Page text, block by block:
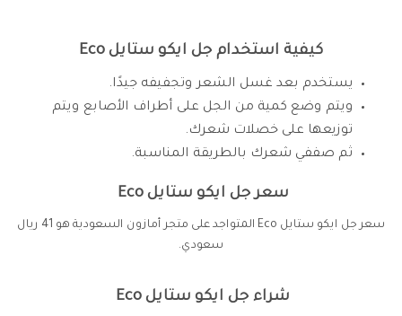
كيفية استخدام جل ايكو ستايل Eco
يستخدم بعد غسل الشعر وتجفيفه جيدًا.
ويتم وضع كمية من الجل على أطراف الأصابع ويتم
توزيعها على خصلات شعرك.
ثم صففي شعرك بالطريقة المناسبة.
سعر جل ايكو ستايل Eco
سعر جل ايكو ستايل Eco المتواجد على متجر أمازون السعودية هو 41 ريال
سعودي.
شراء جل ايكو ستايل Eco